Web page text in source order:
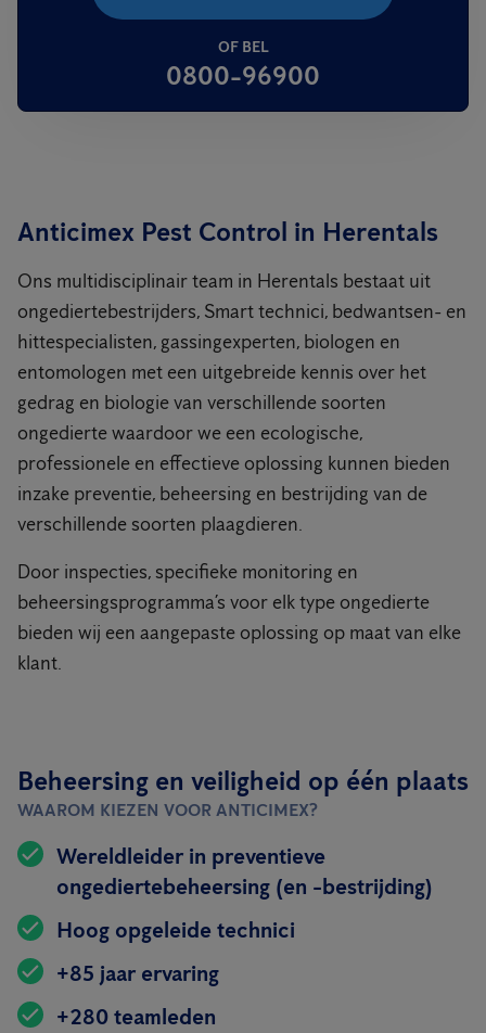
OF BEL
0800-96900
Anticimex Pest Control in Herentals
Ons multidisciplinair team in Herentals bestaat uit
ongediertebestrijders, Smart technici, bedwantsen- en
hittespecialisten, gassingexperten, biologen en
entomologen met een uitgebreide kennis over het
gedrag en biologie van verschillende soorten
ongedierte waardoor we een ecologische,
professionele en effectieve oplossing kunnen bieden
inzake preventie, beheersing en bestrijding van de
verschillende soorten plaagdieren.
Door inspecties, specifieke monitoring en
beheersingsprogramma’s voor elk type ongedierte
bieden wij een aangepaste oplossing op maat van elke
klant.
Beheersing en veiligheid op één plaats
WAAROM KIEZEN VOOR ANTICIMEX?
Wereldleider in preventieve
ongediertebeheersing (en -bestrijding)
Hoog opgeleide technici
+85 jaar ervaring
+280 teamleden